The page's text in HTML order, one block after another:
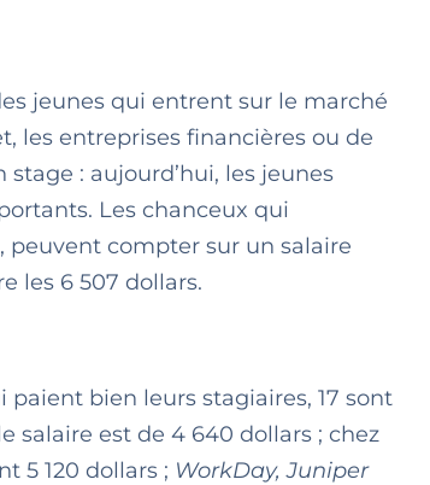
jeunes qui entrent sur le marché
les entreprises financières ou de
: aujourd’hui, les jeunes
Les chanceux qui
peuvent compter sur un salaire
les 6 507 dollars.
paient bien leurs stagiaires, 17 sont
salaire est de 4 640 dollars ; chez
5 120 dollars ; WorkDay, Juniper